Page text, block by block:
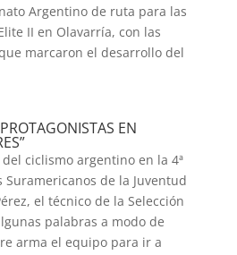
Argentino de ruta para las
II en Olavarría, con las
marcaron el desarrollo del
EN
ciclismo argentino en la 4ª
Suramericanos de la Juventud
el técnico de la Selección
palabras a modo de
arma el equipo para ir a